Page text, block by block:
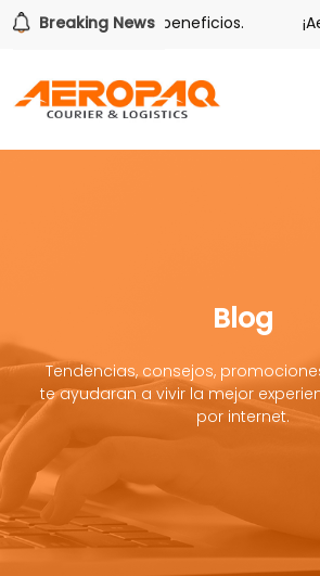
Breaking News
tiene sus beneficios.
Blog
Tendencias, consejos,
te ayudaran a vivir la mejor
por internet.